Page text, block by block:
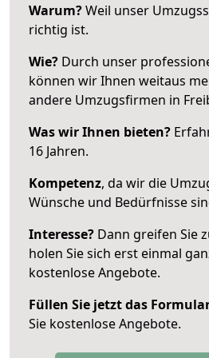
Warum?Weil unser
richtig ist.
Wie? Durch unser
können wir Ihnen weitaus
andere Umzugsfirmen in
Was wir Ihnen bieten?
16 Jahren.
Kompetenz, da wir die
Wünsche und Bedürfnisse
Interesse? Dann greifen Sie
holen Sie sich erst einmal
kostenlose Angebote.
Füllen Sie jetzt das
Sie kostenlose Angebote.